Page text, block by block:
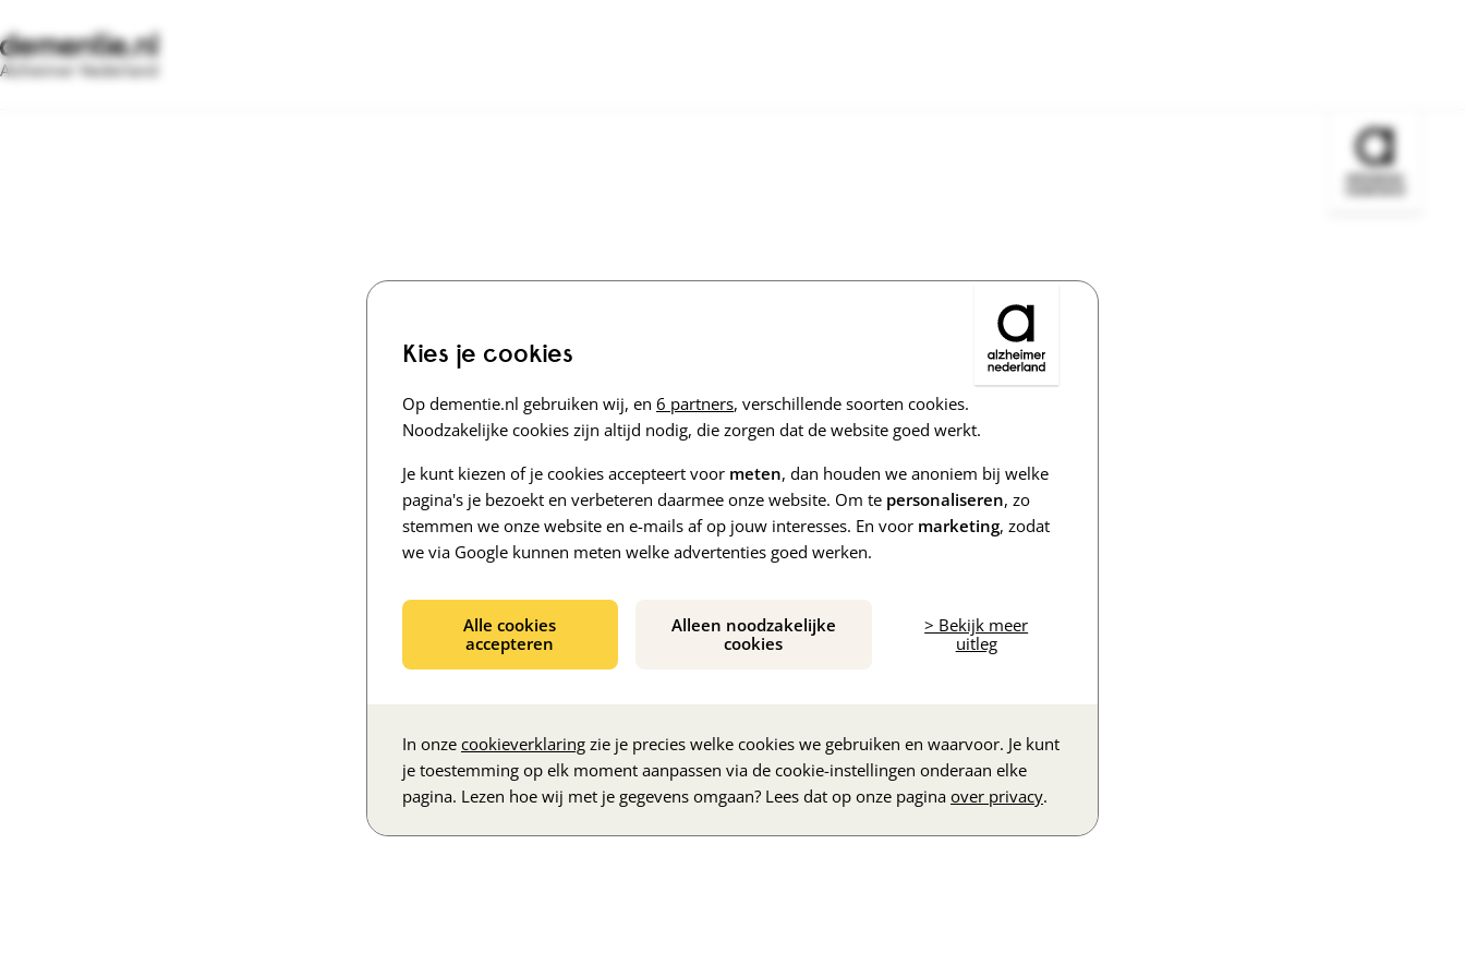
Kies je cookies
Op dementie.nl gebruiken wij, en 6 partners, verschillende soorten cookies.
Noodzakelijke cookies zijn altijd nodig, die zorgen dat de website goed werkt.
Je kunt kiezen of je cookies accepteert voor meten, dan houden we anoniem bij welke
pagina's je bezoekt en verbeteren daarmee onze website. Om te personaliseren, zo
stemmen we onze website en e-mails af op jouw interesses. En voor marketing, zodat
we via Google kunnen meten welke advertenties goed werken.
Alle cookies
accepteren
Alleen noodzakelijke
cookies
> Bekijk meer
uitleg
In onze cookieverklaring zie je precies welke cookies we gebruiken en waarvoor. Je kunt
je toestemming op elk moment aanpassen via de cookie-instellingen onderaan elke
pagina. Lezen hoe wij met je gegevens omgaan? Lees dat op onze pagina over privacy.
Alzheimer Nederland
Bezoek de